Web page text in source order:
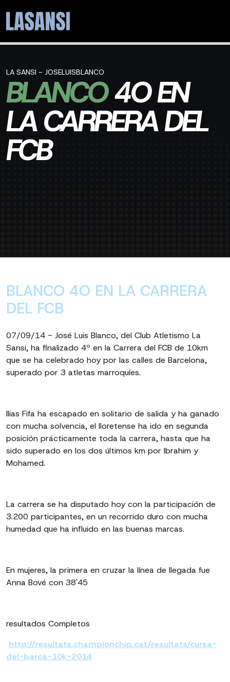
LA SANSI - JOSELUISBLANCO
BLANCO4O EN
LA CARRERA DEL
FCB
BLANCO 4O EN LA CARRERA
DEL FCB
07/09/14 - José Luis Blanco, del Club Atletismo La
Sansi, ha finalizado 4º en la Carrera del FCB de 10km
que se ha celebrado hoy por las calles de Barcelona,
superado por 3 atletas marroquíes.
Ilias Fifa ha escapado en solitario de salida y ha ganado
con mucha solvencia, el lloretense ha ido en segunda
posición prácticamente toda la carrera, hasta que ha
sido superado en los dos últimos km por Ibrahim y
Mohamed.
La carrera se ha disputado hoy con la participación de
3.200 participantes, en un recorrido duro con mucha
humedad que ha influido en las buenas marcas.
En mujeres, la primera en cruzar la línea de llegada fue
Anna Bové con 38'45
resultados Completos
http://resultats.championchip.cat/resultats/cursa-
del-barca-10k-2014